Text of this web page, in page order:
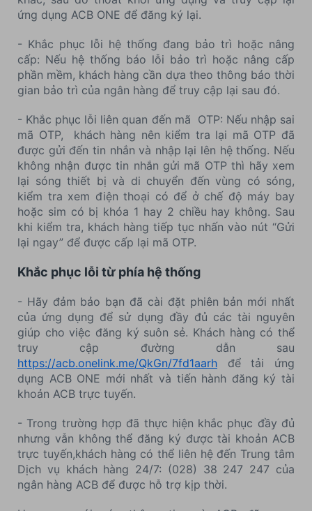
ứng dụng ACB ONE để đăng ký lại.
- Khắc phục lỗi hệ thống đang bảo trì hoặc nâng
cấp: Nếu hệ thống báo lỗi bảo trì hoặc nâng cấp
phần mềm, khách hàng cần dựa theo thông báo thời
gian bảo trì của ngân hàng để truy cập lại sau đó.
- Khắc phục lỗi liên quan đến mã OTP: Nếu nhập sai
mã OTP, khách hàng nên kiểm tra lại mã OTP đã
được gửi đến tin nhắn và nhập lại lên hệ thống. Nếu
không nhận được tin nhắn gửi mã OTP thì hãy xem
lại sóng thiết bị và di chuyển đến vùng có sóng,
kiểm tra xem điện thoại có để ở chế độ máy bay
hoặc sim có bị khóa 1 hay 2 chiều hay không. Sau
khi kiểm tra, khách hàng tiếp tục nhấn vào nút “Gửi
lại ngay” để được cấp lại mã OTP.
Khắc phục lỗi từ phía hệ thống
- Hãy đảm bảo bạn đã cài đặt phiên bản mới nhất
của ứng dụng để sử dụng đầy đủ các tài nguyên
giúp cho việc đăng ký suôn sẻ. Khách hàng có thể
truy cập đường dẫn sau
https://acb.onelink.me/QkGn/7fd1aarh để tải ứng
dụng ACB ONE mới nhất và tiến hành đăng ký tài
khoản ACB trực tuyến.
- Trong trường hợp đã thực hiện khắc phục đầy đủ
nhưng vẫn không thể đăng ký được tài khoản ACB
trực tuyến,khách hàng có thể liên hệ đến Trung tâm
Dịch vụ khách hàng 24/7: (028) 38 247 247 của
ngân hàng ACB để được hỗ trợ kịp thời.